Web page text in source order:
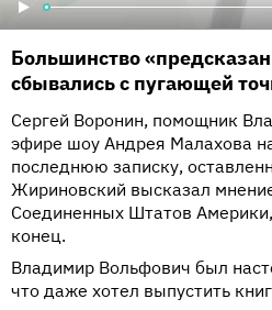
Большинство
сбывались с пугающей
Сергей Воронин, помощник
эфире шоу Андрея Малахова
последнюю записку,
Жириновский высказал
Соединенных Штатов
конец.
Владимир Вольфович был
что даже хотел выпустить